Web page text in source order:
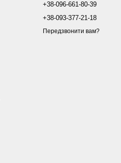
+38-096-661-80-39
+38-093-377-21-18
Передзвонити вам?